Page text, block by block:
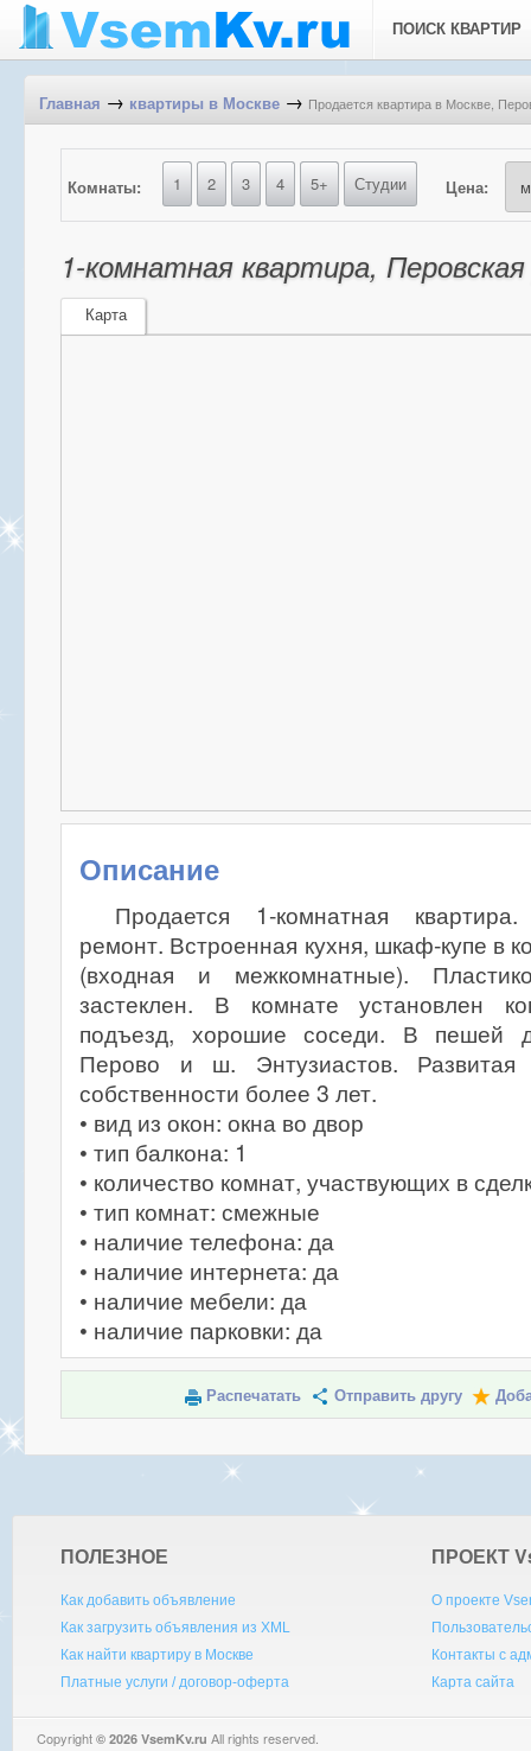
ПОИСК КВАРТИР
Главная → квартиры в Москве → Продается квартира в Москве,
Комнаты: 1 2 3 4 5+ Студии Цена:
1-комнатная квартира,
Карта
Описание
Продается 1-комнатная
ремонт. Встроенная кухня, шкаф-купе в
(входная и межкомнатные).
застеклен. В комнате установлен
подъезд, хорошие соседи. В пешей
Перово и ш. Энтузиастов. Развитая
собственности более 3 лет.
• вид из окон: окна во двор
• тип балкона: 1
• количество комнат, участвующих в
• тип комнат: смежные
• наличие телефона: да
• наличие интернета: да
• наличие мебели: да
• наличие парковки: да
Распечатать Отправить другу
ПОЛЕЗНОЕ
Как добавить объявление
Как загрузить объявления из XML
Как найти квартиру в Москве
Платные услуги / договор-оферта
ПРОЕКТ V
О проекте
Контакты с
Карта сайта
Copyright © 2026 VsemKv.ru All rights reserved.